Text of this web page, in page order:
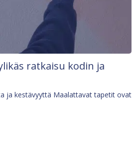
ratkaisu kodin ja
ja kestävyyttä Maalattavat tapetit ovat